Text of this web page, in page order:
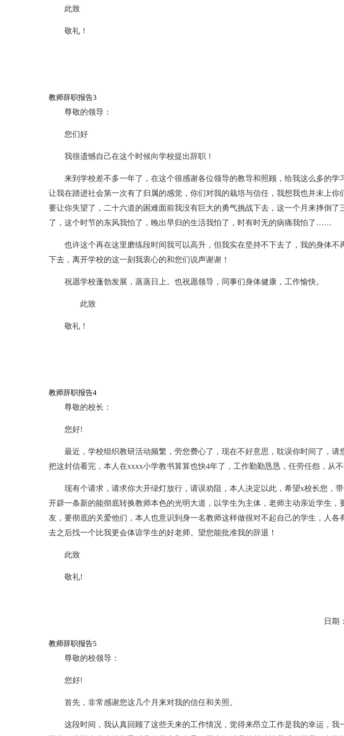
此致
敬礼！
教师辞职报告3
尊敬的领导：
您们好
我很遗憾自己在这个时候向学校提出辞职！
来到学校差不多一年了，在这个很感谢各位领导的教导和照顾，给我这么多的学
让我在踏进社会第一次有了归属的感觉，你们对我的栽培与信任，我想我也并未上你
要让你失望了，二十六道的困难面前我没有巨大的勇气挑战下去，这一个月来摔倒了
了，这个时节的东风我怕了，晚出早归的生活我怕了，时有时无的病痛我怕了……
也许这个再在这里磨练段时间我可以高升，但我实在坚持不下去了，我的身体不
下去，离开学校的这一刻我衷心的和您们说声谢谢！
祝愿学校蓬勃发展，蒸蒸日上。也祝愿领导，同事们身体健康，工作愉快。
此致
敬礼！
教师辞职报告4
尊敬的校长：
您好!
最近，学校组织教研活动频繁，劳您费心了，现在不好意思，耽误你时间了，请
把这封信看完，本人在xxxx小学教书算算也快4年了，工作勤勤恳恳，任劳任怨，从不
现有个请求，请求你大开绿灯放行，请误劝阻，本人决定以此，希望x校长您，
开辟一条新的能彻底转换教师本色的光明大道，以学生为主体，老师主动亲近学生，
友，要彻底的关爱他们，本人也意识到身一名教师这样做很对不起自己的学生，人各
去之后找一个比我更会体谅学生的好老师。望您能批准我的辞退！
此致
敬礼!
日期：
教师辞职报告5
尊敬的校领导：
您好!
首先，非常感谢您这几个月来对我的信任和关照。
这段时间，我认真回顾了这些天来的工作情况，觉得来昂立工作是我的幸运，我